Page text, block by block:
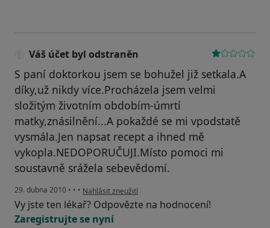
Váš účet byl odstraněn
S paní doktorkou jsem se bohužel již setkala.A
díky,už nikdy více.Procházela jsem velmi
složitým životním obdobím-úmrtí
matky,znásilnění...A pokaždé se mi vpodstatě
vysmála.Jen napsat recept a ihned mě
vykopla.NEDOPORUČUJI.Místo pomoci mi
soustavně srážela sebevědomí.
29. dubna 2010 • • • podle názoru uživatele Váš účet byl odstraněn
Nahlásit zneužití
Vy jste ten lékař? Odpovězte na hodnocení!
Zaregistrujte se nyní